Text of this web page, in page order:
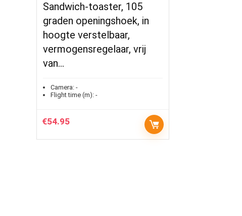
Sandwich-toaster, 105
graden openingshoek, in
hoogte verstelbaar,
vermogensregelaar, vrij
van…
Camera: -
Flight time (m): -
€54.95